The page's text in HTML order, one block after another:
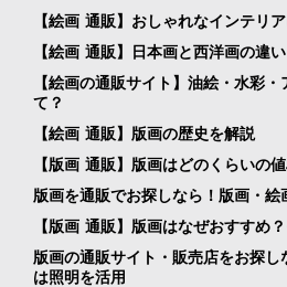
【絵画 通販】おしゃれなインテリ
【絵画 通販】日本画と西洋画の違
【絵画の通販サイト】油絵・水彩
て？
【絵画 通販】版画の歴史を解説
【版画 通販】版画はどのくらいの
版画を通販でお探しなら！版画・絵
【版画 通販】版画はなぜおすすめ
版画の通販サイト・販売店をお探
は照明を活用